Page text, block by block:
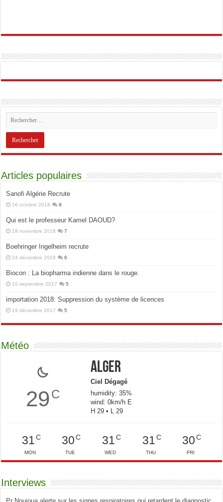
Articles populaires
Sanofi Algérie Recrute
16 octobre 2018 8
Qui est le professeur Kamel DAOUD?
19 novembre 2018 7
Boehringer Ingelheim recrute
24 décembre 2018 6
Biocon : La biopharma indienne dans le rouge.
10 septembre 2017 5
importation 2018: Suppression du système de licences
19 décembre 2017 5
Météo
29C
Alger
Ciel Dégagé
humidity: 35%
wind: 0km/h E
H 29 • L 29
31C
MON
30 C
TUE
31C
WED
31C
THU
30 C
FRI
Interviews